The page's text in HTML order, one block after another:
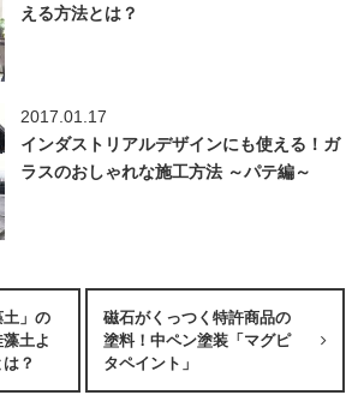
える方法とは？
2017.01.17
インダストリアルデザインにも使える！ガ
ラスのおしゃれな施工方法 ～パテ編～
土」の
土よ
？
磁石がくっつく特許商品の
塗料！中ペン塗装「マグピ
タペイント」